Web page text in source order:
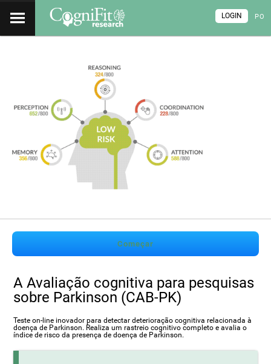
PO
LOGIN
Começar
A Avaliação cognitiva para pesquisas
sobre Parkinson (CAB-PK)
Teste on-line inovador para detectar deterioração cognitiva relacionada à
doença de Parkinson. Realiza um rastreio cognitivo completo e avalia o
índice de risco da presença de doença de Parkinson.